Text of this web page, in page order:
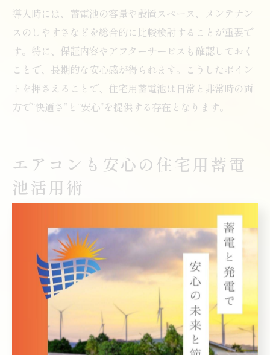
導入時には、蓄電池の容量や設置スペース、メンテナン
スのしやすさなどを総合的に比較検討することが重要で
す。特に、保証内容やアフターサービスも確認しておく
ことで、長期的な安心感が得られます。こうしたポイン
トを押さえることで、住宅用蓄電池は日常と非常時の両
方で“快適さ”と“安心”を提供する存在となります。
エアコンも安心の住宅用蓄電
池活用術
住宅用蓄電池を導入することで、停電時や電気料金の高
い時間帯でもエアコンを安心して使用できる環境が整い
ます。しかし、エアコンは家庭内の家電の中でも特に消
費電力が高いため、蓄電池の容量や出力をしっかりと確
認した上で運用することが不可欠です。
具体的には、日中の太陽光発電で蓄電池に十分な電力を